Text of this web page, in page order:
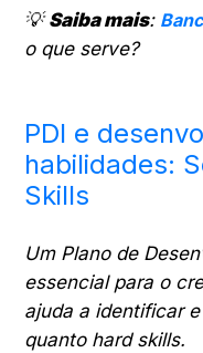
💡Saiba mais:
o que serve?
PDI e
habilidades:
Skills
Um Plano de
essencial para o
ajuda a identificar
quanto hard skills.